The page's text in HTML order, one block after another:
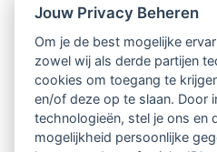
Nieuwsbrief
Ontvang 10 x per jaar de
relatienieuwsbrief met
vrij toegankelijke
Jouw Privacy Beheren
Om je de best mogelijke
zowel wij als derde partijen
cookies om toegang te
en/of deze op te slaan. Door
technologieën, stel je ons en
mogelijkheid persoonlijke